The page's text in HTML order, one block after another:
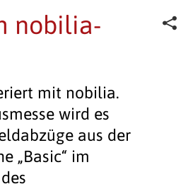
nobilia-
mit nobilia.
wird es
aus der
„Basic“ im